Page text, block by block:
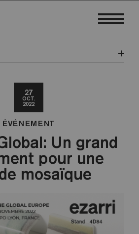
27
OCT.
2022
ÉVÉNEMENT
Un grand
pour une
mosaïque